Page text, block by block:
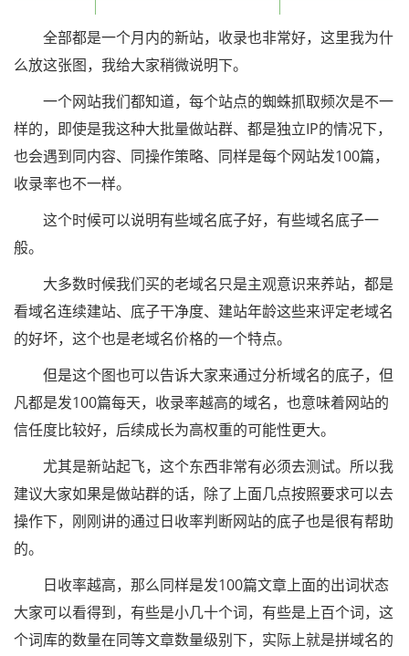
全部都是一个月内的新站，收录也非常好，这里我为什
么放这张图，我给大家稍微说明下。
一个网站我们都知道，每个站点的蜘蛛抓取频次是不一
样的，即使是我这种大批量做站群、都是独立IP的情况下，
也会遇到同内容、同操作策略、同样是每个网站发100篇，
收录率也不一样。
这个时候可以说明有些域名底子好，有些域名底子一
般。
大多数时候我们买的老域名只是主观意识来养站，都是
看域名连续建站、底子干净度、建站年龄这些来评定老域名
的好坏，这个也是老域名价格的一个特点。
但是这个图也可以告诉大家来通过分析域名的底子，但
凡都是发100篇每天，收录率越高的域名，也意味着网站的
信任度比较好，后续成长为高权重的可能性更大。
尤其是新站起飞，这个东西非常有必须去测试。所以我
建议大家如果是做站群的话，除了上面几点按照要求可以去
操作下，刚刚讲的通过日收率判断网站的底子也是很有帮助
的。
日收率越高，那么同样是发100篇文章上面的出词状态
大家可以看得到，有些是小几十个词，有些是上百个词，这
个词库的数量在同等文章数量级别下，实际上就是拼域名的